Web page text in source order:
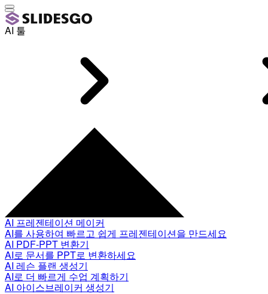
AI 툴
AI 프레젠테이션 메이커
AI를 사용하여 빠르고 쉽게 프레젠테이션을 만드세요
AI PDF-PPT 변환기
AI로 문서를 PPT로 변환하세요
AI 레슨 플랜 생성기
AI로 더 빠르게 수업 계획하기
AI 아이스브레이커 생성기